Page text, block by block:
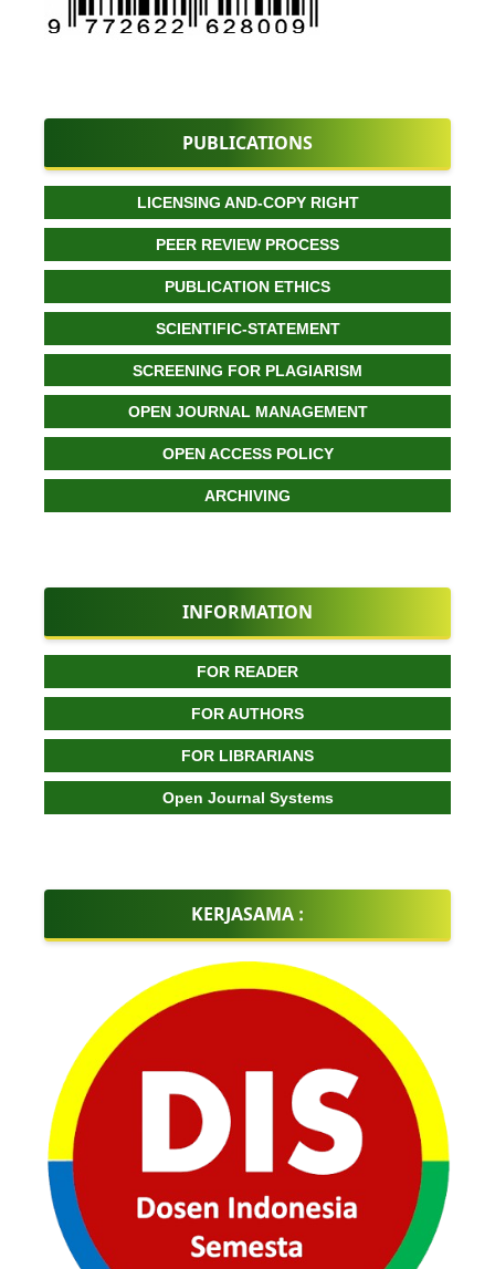
PUBLICATIONS
LICENSING AND-COPY RIGHT
PEER REVIEW PROCESS
PUBLICATION ETHICS
SCIENTIFIC-STATEMENT
SCREENING FOR PLAGIARISM
OPEN JOURNAL MANAGEMENT
OPEN ACCESS POLICY
ARCHIVING
INFORMATION
FOR READER
FOR AUTHORS
FOR LIBRARIANS
Open Journal Systems
KERJASAMA :